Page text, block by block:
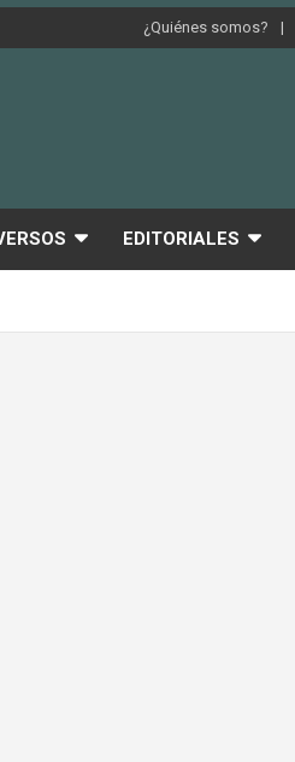
¿Quiénes somos?
EDITORIALES